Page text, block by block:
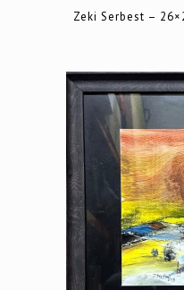
Zeki Serbest –